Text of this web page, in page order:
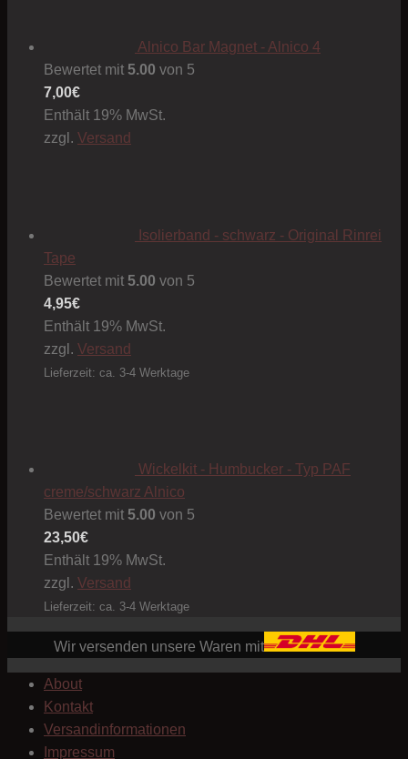
Alnico Bar Magnet - Alnico 4
Bewertet mit 5.00 von 5
7,00€
Enthält 19% MwSt.
zzgl. Versand
Isolierband - schwarz - Original Rinrei
Tape
Bewertet mit 5.00 von 5
4,95€
Enthält 19% MwSt.
zzgl. Versand
Lieferzeit: ca. 3-4 Werktage
Wickelkit - Humbucker - Typ PAF
creme/schwarz Alnico
Bewertet mit 5.00 von 5
23,50€
Enthält 19% MwSt.
zzgl. Versand
Lieferzeit: ca. 3-4 Werktage
Wir versenden unsere Waren mit
About
Kontakt
Versandinformationen
Impressum